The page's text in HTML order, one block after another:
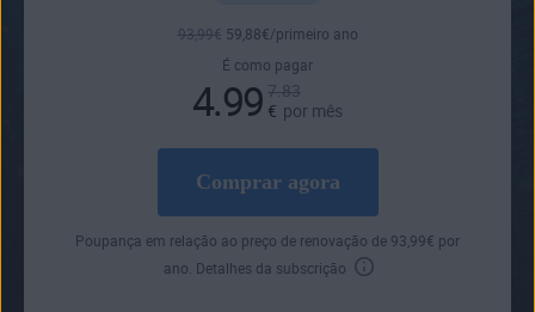
93,99€ 59,88€/primeiro ano
É como pagar
4.99 7.83
€ por mês
Comprar agora
Poupança em relação ao preço de renovação de 93,99€ por
ano. Detalhes da subscrição